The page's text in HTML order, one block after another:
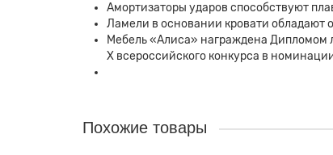
Амортизаторы ударов способствуют
Ламели в основании кровати обладают
Мебель «Алиса» награждена Дипломом
Х всероссийского конкурса в
Похожие товары